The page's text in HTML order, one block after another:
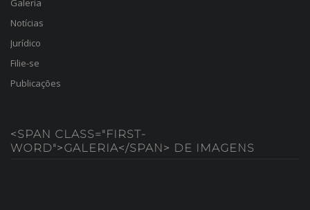
Galeria
Notícias
Jurídico
Filie-se
Publicações
<SPAN CLASS="FIRST-
WORD">GALERIA</SPAN> DE IMAGENS